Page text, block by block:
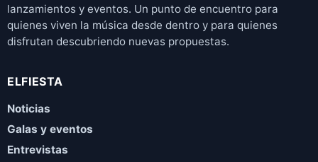
lanzamientos y eventos. Un punto de encuentro para
quienes viven la música desde dentro y para quienes
disfrutan descubriendo nuevas propuestas.
ELFIESTA
Noticias
Galas y eventos
Entrevistas